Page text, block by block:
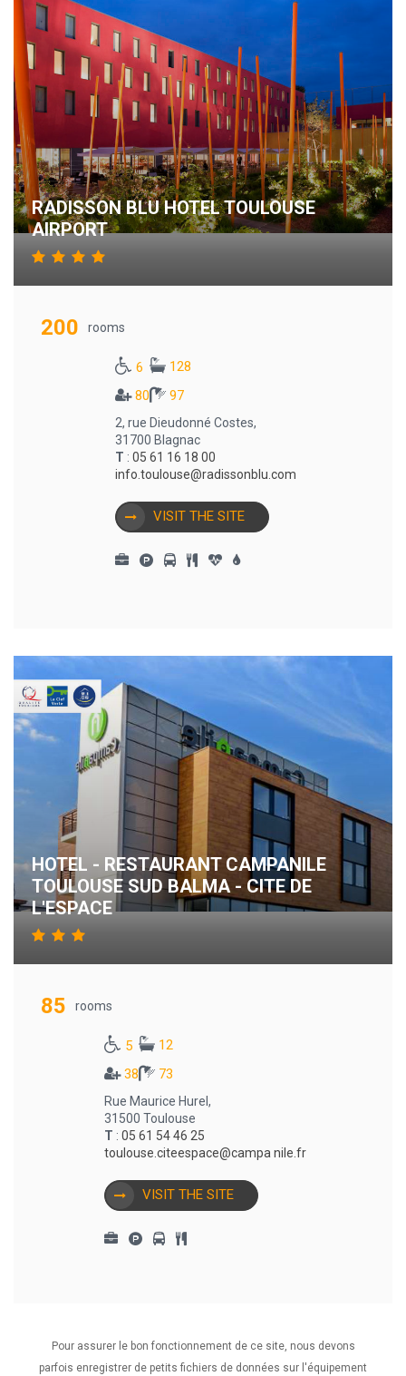
RADISSON BLU HOTEL TOULOUSE
AIRPORT
200 rooms
6
128
80
97
2, rue Dieudonné Costes,
31700 Blagnac
T : 05 61 16 18 00
info.toulouse@radissonblu.com
VISIT THE SITE
HOTEL - RESTAURANT CAMPANILE
TOULOUSE SUD BALMA - CITE DE
L'ESPACE
85 rooms
5
12
38
73
Rue Maurice Hurel,
31500 Toulouse
T : 05 61 54 46 25
toulouse.citeespace@campa nile.fr
VISIT THE SITE
Pour assurer le bon fonctionnement de ce site, nous devons
parfois enregistrer de petits fichiers de données sur l'équipement